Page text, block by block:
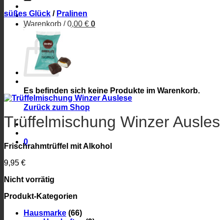
Warenkorb /0,00 € 0
Warenkorb
Es befinden sich keine Produkte im Warenkorb.
Zurück zum Shop
0
süßes Glück / Pralinen
Trüffelmischung Winzer
Frischrahmtrüffel mit Alkohol
9,95 €
Nicht vorrätig
Produkt-Kategorien
Hausmarke (66)